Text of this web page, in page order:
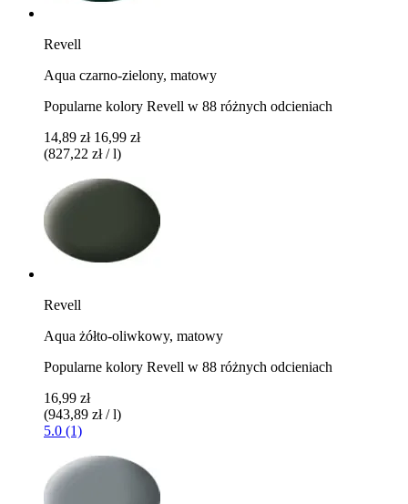
Revell
Aqua czarno-zielony, matowy
Popularne kolory Revell w 88 różnych odcieniach
14,89 zł 16,99 zł
(827,22 zł / l)
Revell
Aqua żółto-oliwkowy, matowy
Popularne kolory Revell w 88 różnych odcieniach
16,99 zł
(943,89 zł / l)
5.0 (1)